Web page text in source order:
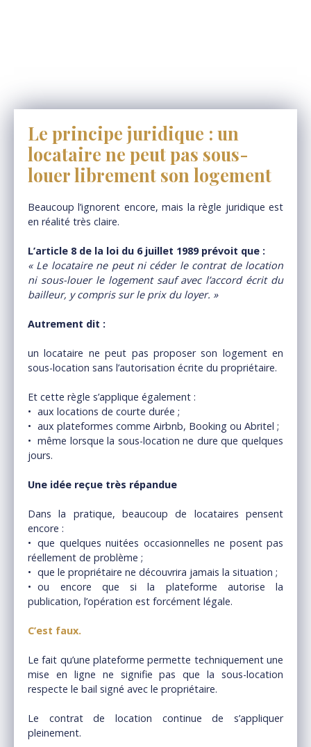
Le principe juridique : un
locataire ne peut pas sous-
louer librement son logement
Beaucoup l’ignorent encore, mais la règle juridique est
en réalité très claire.
L’article 8 de la loi du 6 juillet 1989 prévoit que :
« Le locataire ne peut ni céder le contrat de location
ni sous-louer le logement sauf avec l’accord écrit du
bailleur, y compris sur le prix du loyer. »
Autrement dit :
un locataire ne peut pas proposer son logement en
sous-location sans l’autorisation écrite du propriétaire.
Et cette règle s’applique également :
aux locations de courte durée ;
aux plateformes comme Airbnb, Booking ou Abritel ;
même lorsque la sous-location ne dure que quelques
jours.
Une idée reçue très répandue
Dans la pratique, beaucoup de locataires pensent
encore :
que quelques nuitées occasionnelles ne posent pas
réellement de problème ;
que le propriétaire ne découvrira jamais la situation ;
ou encore que si la plateforme autorise la
publication, l’opération est forcément légale.
C’est faux.
Le fait qu’une plateforme permette techniquement une
mise en ligne ne signifie pas que la sous-location
respecte le bail signé avec le propriétaire.
Le contrat de location continue de s’appliquer
pleinement.